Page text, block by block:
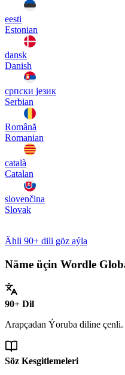
eesti
Estonian
dansk
Danish
српски језик
Serbian
Română
Romanian
català
Catalan
slovenčina
Slovak
Ähli 90+ dili göz aýla
Näme üçin Wordle
90+ Dil
Arapçadan Ýoruba diline
Söz Kesgitlemeleri